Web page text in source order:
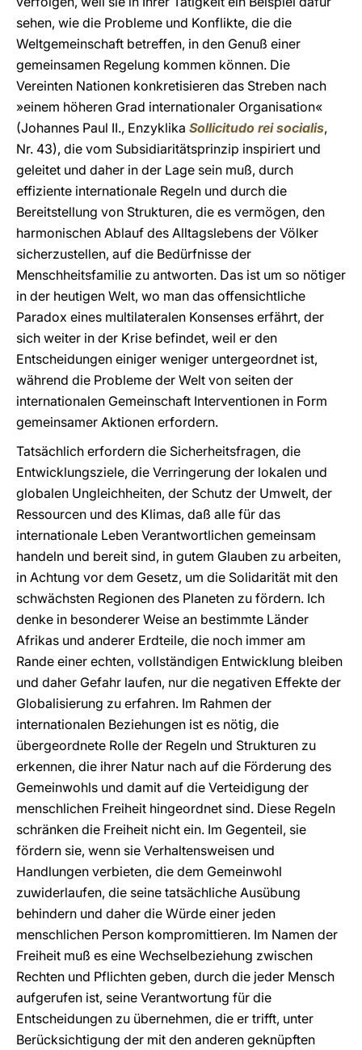
sehen, wie die Probleme und Konflikte, die die
Weltgemeinschaft betreffen, in den Genuß einer
gemeinsamen Regelung kommen können. Die
Vereinten Nationen konkretisieren das Streben nach
»einem höheren Grad internationaler Organisation«
(Johannes Paul II., Enzyklika Sollicitudo rei socialis,
Nr. 43), die vom Subsidiaritätsprinzip inspiriert und
geleitet und daher in der Lage sein muß, durch
effiziente internationale Regeln und durch die
Bereitstellung von Strukturen, die es vermögen, den
harmonischen Ablauf des Alltagslebens der Völker
sicherzustellen, auf die Bedürfnisse der
Menschheitsfamilie zu antworten. Das ist um so nötiger
in der heutigen Welt, wo man das offensichtliche
Paradox eines multilateralen Konsenses erfährt, der
sich weiter in der Krise befindet, weil er den
Entscheidungen einiger weniger untergeordnet ist,
während die Probleme der Welt von seiten der
internationalen Gemeinschaft Interventionen in Form
gemeinsamer Aktionen erfordern.
Tatsächlich erfordern die Sicherheitsfragen, die
Entwicklungsziele, die Verringerung der lokalen und
globalen Ungleichheiten, der Schutz der Umwelt, der
Ressourcen und des Klimas, daß alle für das
internationale Leben Verantwortlichen gemeinsam
handeln und bereit sind, in gutem Glauben zu arbeiten,
in Achtung vor dem Gesetz, um die Solidarität mit den
schwächsten Regionen des Planeten zu fördern. Ich
denke in besonderer Weise an bestimmte Länder
Afrikas und anderer Erdteile, die noch immer am
Rande einer echten, vollständigen Entwicklung bleiben
und daher Gefahr laufen, nur die negativen Effekte der
Globalisierung zu erfahren. Im Rahmen der
internationalen Beziehungen ist es nötig, die
übergeordnete Rolle der Regeln und Strukturen zu
erkennen, die ihrer Natur nach auf die Förderung des
Gemeinwohls und damit auf die Verteidigung der
menschlichen Freiheit hingeordnet sind. Diese Regeln
schränken die Freiheit nicht ein. Im Gegenteil, sie
fördern sie, wenn sie Verhaltensweisen und
Handlungen verbieten, die dem Gemeinwohl
zuwiderlaufen, die seine tatsächliche Ausübung
behindern und daher die Würde einer jeden
menschlichen Person kompromittieren. Im Namen der
Freiheit muß es eine Wechselbeziehung zwischen
Rechten und Pflichten geben, durch die jeder Mensch
aufgerufen ist, seine Verantwortung für die
Entscheidungen zu übernehmen, die er trifft, unter
Berücksichtigung der mit den anderen geknüpften